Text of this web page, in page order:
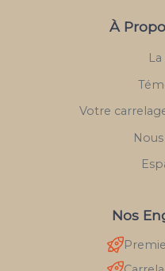
À
Votre
Nos